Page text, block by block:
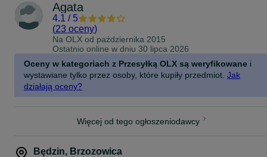
deska: PVC laminowany 2500g/m2
powierzchnia antypoślizgowa: EVA
uchwyty: nylon
statecznik: nylon
stateczniki boczne: PVC
wiosło: aluminium, nylon, włókno szklane, PP
plecak: 600D poliester (tkanina wodoodporna) wysyłka kurierem
płatne przy odbiorze kurierowi 18 zł duża paczka lub odbiór
koło Będzina telefon kontaktowy 60*******17 lub 501 221 46464
Agata
4.1 / 5
(23 oceny)
Na OLX od października 2015
Ostatnio online w dniu 30 lipca 2026
Oceny w kategoriach z Przesyłką OLX są weryfikowane i
wystawiane tylko przez osoby, które kupiły przedmiot. Jak
działają oceny?
Więcej od tego ogłoszeniodawcy
Będzin, Brzozowica